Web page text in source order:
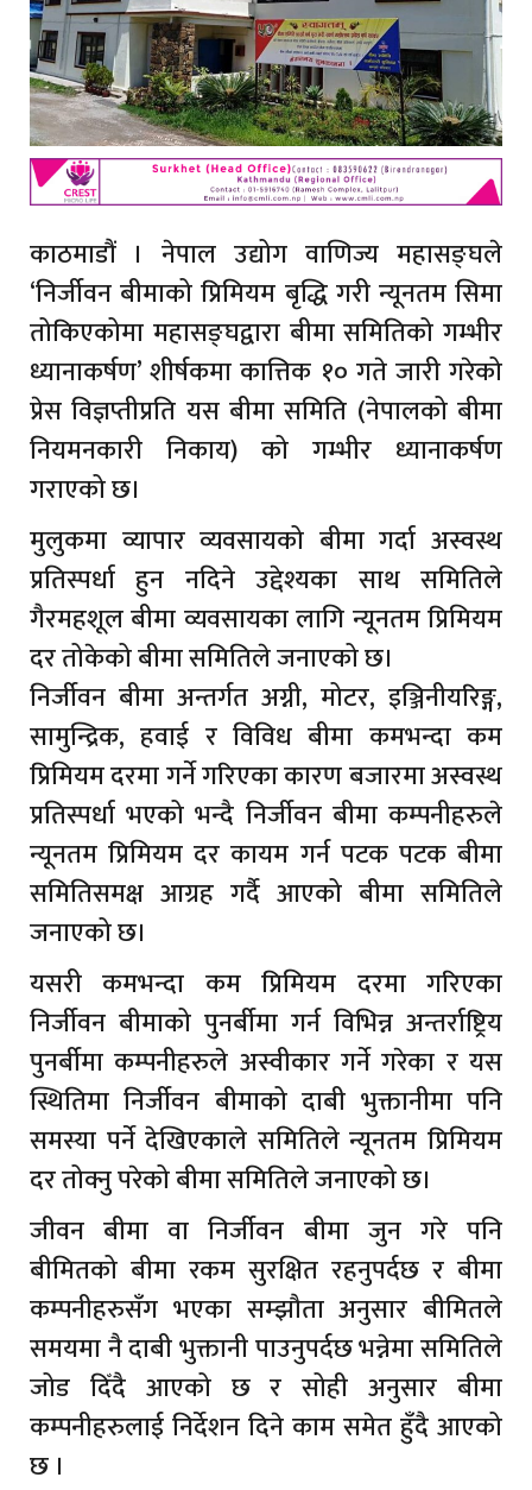
काठमाडौं । नेपाल उद्योग वाणिज्य महासङ्घले
‘निर्जीवन बीमाको प्रिमियम बृद्धि गरी न्यूनतम सिमा
तोकिएकोमा महासङ्घद्वारा बीमा समितिको गम्भीर
ध्यानाकर्षण’ शीर्षकमा कात्तिक १० गते जारी गरेको
प्रेस विज्ञप्तीप्रति यस बीमा समिति (नेपालको बीमा
नियमनकारी निकाय) को गम्भीर ध्यानाकर्षण
गराएको छ।
मुलुकमा व्यापार व्यवसायको बीमा गर्दा अस्वस्थ
प्रतिस्पर्धा हुन नदिने उद्देश्यका साथ समितिले
गैरमहशूल बीमा व्यवसायका लागि न्यूनतम प्रिमियम
दर तोकेको बीमा समितिले जनाएको छ।
निर्जीवन बीमा अन्तर्गत अग्नी, मोटर, इञ्जिनीयरिङ्ग,
सामुन्द्रिक, हवाई र विविध बीमा कमभन्दा कम
प्रिमियम दरमा गर्ने गरिएका कारण बजारमा अस्वस्थ
प्रतिस्पर्धा भएको भन्दै निर्जीवन बीमा कम्पनीहरुले
न्यूनतम प्रिमियम दर कायम गर्न पटक पटक बीमा
समितिसमक्ष आग्रह गर्दै आएको बीमा समितिले
जनाएको छ।
यसरी कमभन्दा कम प्रिमियम दरमा गरिएका
निर्जीवन बीमाको पुनर्बीमा गर्न विभिन्न अन्तर्राष्ट्रिय
पुनर्बीमा कम्पनीहरुले अस्वीकार गर्ने गरेका र यस
स्थितिमा निर्जीवन बीमाको दाबी भुक्तानीमा पनि
समस्या पर्ने देखिएकाले समितिले न्यूनतम प्रिमियम
दर तोक्नु परेको बीमा समितिले जनाएको छ।
जीवन बीमा वा निर्जीवन बीमा जुन गरे पनि
बीमितको बीमा रकम सुरक्षित रहनुपर्दछ र बीमा
कम्पनीहरुसँग भएका सम्झौता अनुसार बीमितले
समयमा नै दाबी भुक्तानी पाउनुपर्दछ भन्नेमा समितिले
जोड दिँदै आएको छ र सोही अनुसार बीमा
कम्पनीहरुलाई निर्देशन दिने काम समेत हुँदै आएको
छ ।